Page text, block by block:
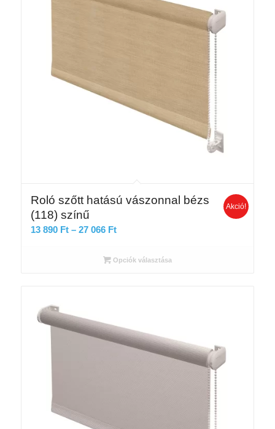
Roló szőtt hatású vászonnal bézs
(118) színű
13 890 Ft – 27 066 FtÁrtartomány:
890 Ft
Akció!
Opciók választása